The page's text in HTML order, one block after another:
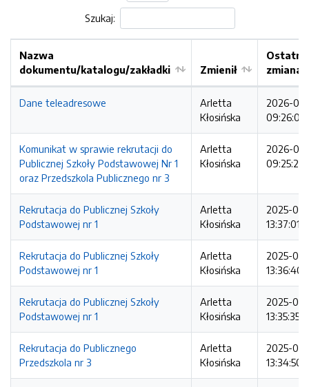
Szukaj:
Nazwa
dokumentu/katalogu/zakładki
Zmienił
zmiana
Dane teleadresowe
Arletta
Kłosińska
2026-
09:26:06
Komunikat w sprawie rekrutacji do
Publicznej Szkoły Podstawowej Nr 1
oraz Przedszkola Publicznego nr 3
Arletta
Kłosińska
2026-
09:25:20
Rekrutacja do Publicznej Szkoły
Podstawowej nr 1
Arletta
Kłosińska
2025-01-
13:37:01
Rekrutacja do Publicznej Szkoły
Podstawowej nr 1
Arletta
Kłosińska
2025-01-
13:36:40
Rekrutacja do Publicznej Szkoły
Podstawowej nr 1
Arletta
Kłosińska
2025-01-
13:35:35
Rekrutacja do Publicznego
Przedszkola nr 3
Arletta
Kłosińska
2025-01-
13:34:50